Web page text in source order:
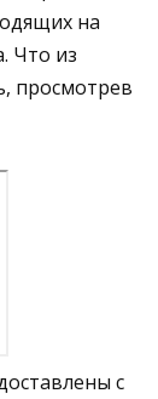
на
Что из
просмотрев
с